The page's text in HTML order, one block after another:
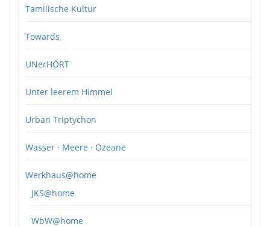
Tamilische Kultur
Towards
UNerHÖRT
Unter leerem Himmel
Urban Triptychon
Wasser · Meere · Ozeane
Werkhaus@home
JKS@home
WbW@home